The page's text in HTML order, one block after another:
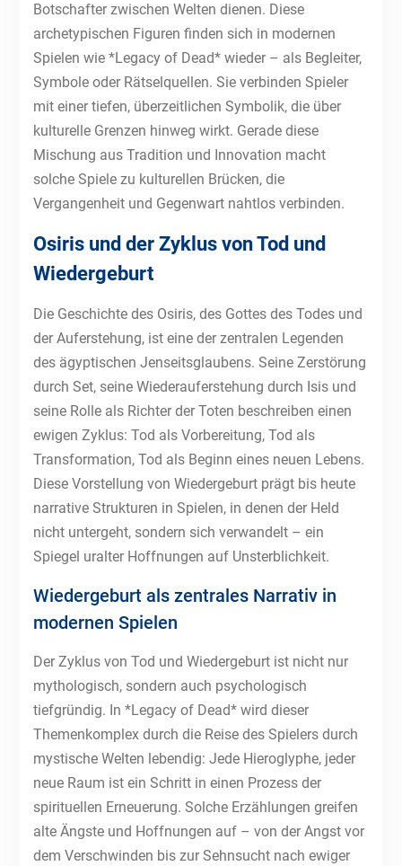
Botschafter zwischen Welten dienen. Diese
archetypischen Figuren finden sich in modernen
Spielen wie *Legacy of Dead* wieder – als Begleiter,
Symbole oder Rätselquellen. Sie verbinden Spieler
mit einer tiefen, überzeitlichen Symbolik, die über
kulturelle Grenzen hinweg wirkt. Gerade diese
Mischung aus Tradition und Innovation macht
solche Spiele zu kulturellen Brücken, die
Vergangenheit und Gegenwart nahtlos verbinden.
Osiris und der Zyklus von Tod und
Wiedergeburt
Die Geschichte des Osiris, des Gottes des Todes und
der Auferstehung, ist eine der zentralen Legenden
des ägyptischen Jenseitsglaubens. Seine Zerstörung
durch Set, seine Wiederauferstehung durch Isis und
seine Rolle als Richter der Toten beschreiben einen
ewigen Zyklus: Tod als Vorbereitung, Tod als
Transformation, Tod als Beginn eines neuen Lebens.
Diese Vorstellung von Wiedergeburt prägt bis heute
narrative Strukturen in Spielen, in denen der Held
nicht untergeht, sondern sich verwandelt – ein
Spiegel uralter Hoffnungen auf Unsterblichkeit.
Wiedergeburt als zentrales Narrativ in
modernen Spielen
Der Zyklus von Tod und Wiedergeburt ist nicht nur
mythologisch, sondern auch psychologisch
tiefgründig. In *Legacy of Dead* wird dieser
Themenkomplex durch die Reise des Spielers durch
mystische Welten lebendig: Jede Hieroglyphe, jeder
neue Raum ist ein Schritt in einen Prozess der
spirituellen Erneuerung. Solche Erzählungen greifen
alte Ängste und Hoffnungen auf – von der Angst vor
dem Verschwinden bis zur Sehnsucht nach ewiger